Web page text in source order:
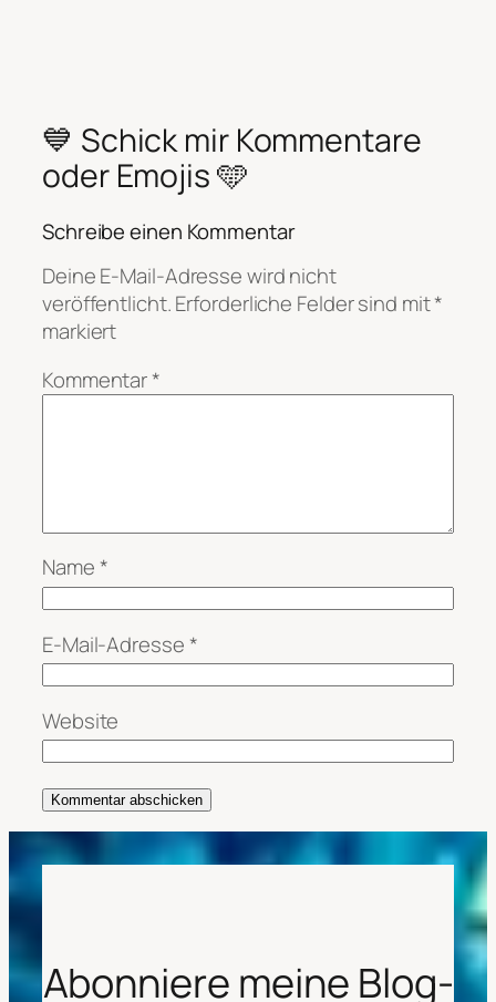
💙 Schick mir Kommentare
oder Emojis 🩵
Schreibe einen Kommentar
Deine E-Mail-Adresse wird nicht
veröffentlicht.Erforderliche Felder sind mit*
markiert
Kommentar*
Name*
E-Mail-Adresse*
Website
Abonniere meine Blog-